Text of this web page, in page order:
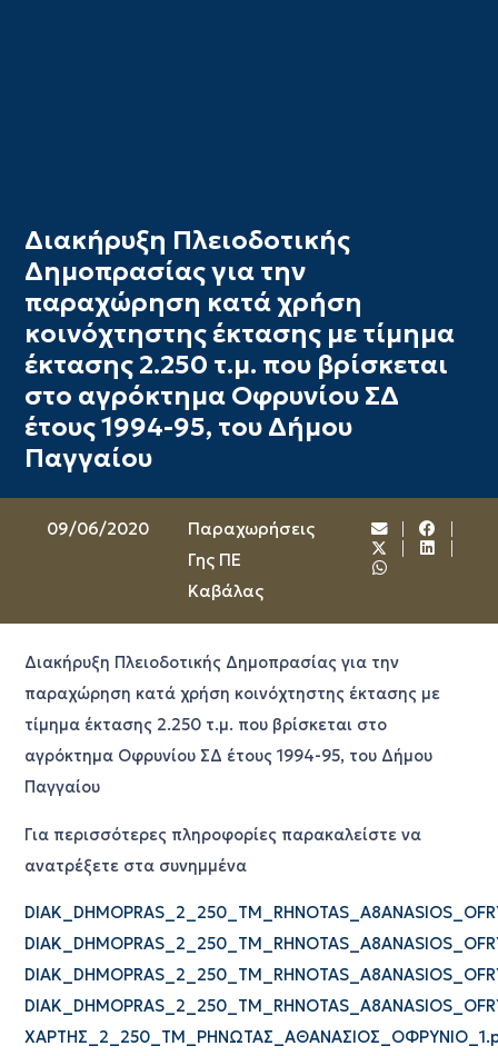
Διακήρυξη Πλειοδοτικής
Δημοπρασίας για την
παραχώρηση κατά χρήση
κοινόχτηστης έκτασης με τίμημα
έκτασης 2.250 τ.μ. που βρίσκεται
στο αγρόκτημα Οφρυνίου ΣΔ
έτους 1994-95, του Δήμου
Παγγαίου
09/06/2020
Παραχωρήσεις
Γης ΠΕ
Καβάλας
Διακήρυξη Πλειοδοτικής Δημοπρασίας για την
παραχώρηση κατά χρήση κοινόχτηστης έκτασης με
τίμημα έκτασης 2.250 τ.μ. που βρίσκεται στο
αγρόκτημα Οφρυνίου ΣΔ έτους 1994-95, του Δήμου
Παγγαίου
Για περισσότερες πληροφορίες παρακαλείστε να
ανατρέξετε στα συνημμένα